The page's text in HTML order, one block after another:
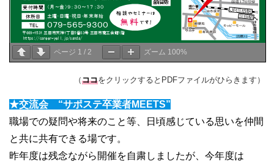
ページ 1 / 2 ズーム 100%
（ココをクリックするとPDFファイルがひらきます）
★交流会 “サポステ卒業者MEETS”
職場での疑問や将来のこと等、日頃感じている思いを仲間
と共に共有できる場です。
昨年度は残念ながら開催を自粛しましたが、今年度は